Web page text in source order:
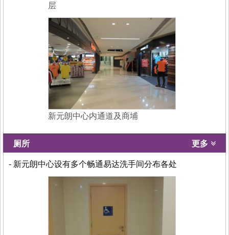
层
新元朗中心内通道及商埔
厕所 更多
- 新元朗中心设有多个畅通易达洗手间分布各处